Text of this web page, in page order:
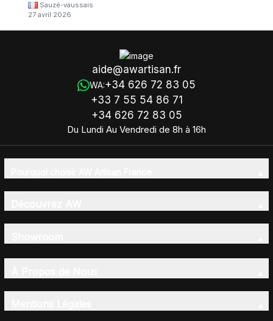
Sauzé-vaussais
27 avril 2026
aide@awartisan.fr
WA:+34 626 72 83 05
+33 7 55 54 86 71
+34 626 72 83 05
Du Lundi Au Vendredi de 8h à 16h